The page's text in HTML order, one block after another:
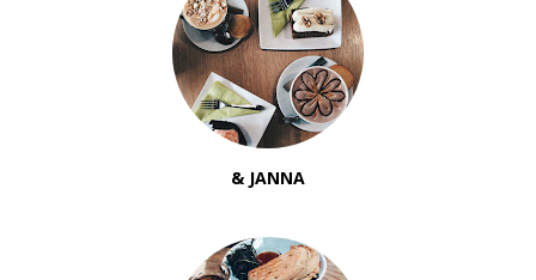
& JANNA